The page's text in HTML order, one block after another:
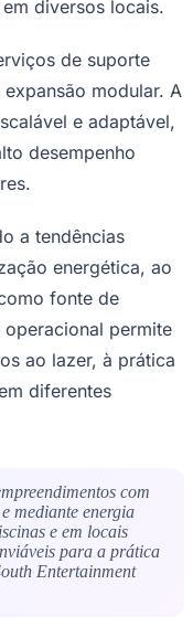
com
e em locais
para a prática
Entertainment
a partir de
de imprensa. As
de suas respectivas